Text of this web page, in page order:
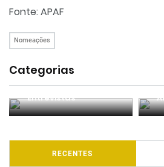
Fonte: APAF
Nomeações
Categorias
Entrevistas
RECENTES